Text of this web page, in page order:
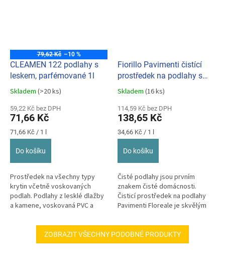
79,62 Kč –10 %
CLEAMEN 122 podlahy s
leskem, parfémované 1l
Průměrné
produktu
je
5,0
z
Skladem (>20 ks)
59,22 Kč bez DPH
71,66 Kč
Měrná
cena:
71,66 Kč / 1 l
Do košíku
Prostředek na všechny typy
krytin včetně voskovaných
podlah. Podlahy z lesklé dlažby
a kamene, voskovaná PVC a
Fiorillo Pavimenti čistící
prostředek na podlahy s
květinovou vůní růžový 4 L
Průměrné
produktu
je
5,0
z
Skladem (16 ks)
114,59 Kč bez DPH
138,65 Kč
Měrná
cena:
34,66 Kč / 1 l
Do košíku
Čisté podlahy jsou prvním
znakem čisté domácnosti.
Čisticí prostředek na podlahy
Pavimenti Floreale je skvělým
2v1...
ZOBRAZIT VŠECHNY PODOBNÉ PRODUKTY